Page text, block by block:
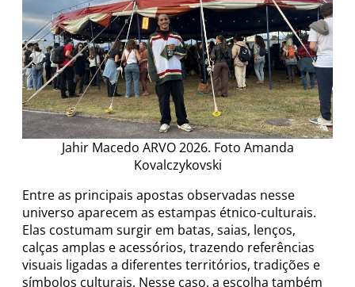
Jahir Macedo ARVO 2026. Foto Amanda
Kovalczykovski
Entre as principais apostas observadas nesse
universo aparecem as estampas étnico-culturais.
Elas costumam surgir em batas, saias, lenços,
calças amplas e acessórios, trazendo referências
visuais ligadas a diferentes territórios, tradições e
símbolos culturais. Nesse caso, a escolha também